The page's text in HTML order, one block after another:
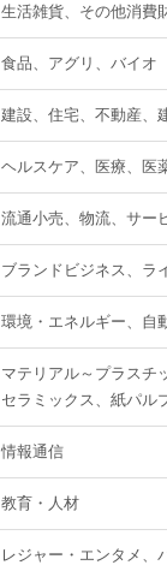
生活雑貨、その他消費
食品、アグリ、バイオ
建設、住宅、不動産、
ヘルスケア、医療、医
流通小売、物流、サー
ブランドビジネス、ラ
環境・エネルギー、自
マテリアル～プラスチ
セラミックス、紙パル
情報通信
教育・人材
レジャー・エンタメ、